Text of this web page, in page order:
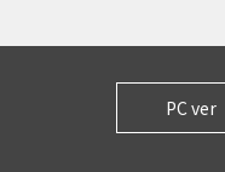
PC ver